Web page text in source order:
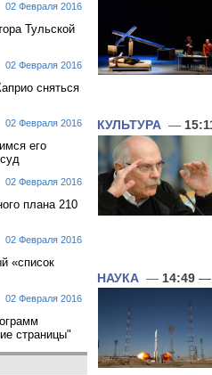
02 Февраля 2016
Тульской
02 Февраля 2016
сняться
02 Февраля 2016
его
02 Февраля 2016
плана 210
02 Февраля 2016
«список
02 Февраля 2016
страницы"
КУЛЬТУРА —
НАУКА — 14:49 —